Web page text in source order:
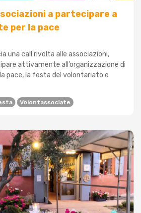
a partecipare a
per la pace
una call rivolta alle associazioni,
attivamente all’organizzazione di
pace, la festa del volontariato e
Volontassociate